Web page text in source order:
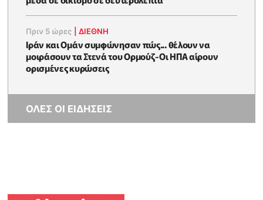
Πριν 5 ώρες |ΔΙΕΘΝΗ
Ιράν και Ομάν συμφώνησαν πώς... θέλουν να
μοιράσουν τα Στενά του Ορμούζ-Οι ΗΠΑ αίρουν
ορισμένες κυρώσεις
ΟΛΕΣ ΟΙ ΕΙΔΗΣΕΙΣ